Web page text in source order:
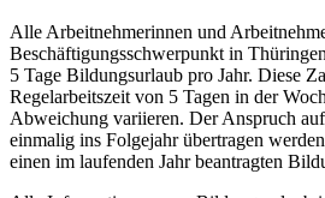
Alle Arbeitnehmerinnen und
Beschäftigungsschwerpunkt in
5 Tage Bildungsurlaub pro Jahr. Diese
Regelarbeitszeit von 5 Tagen in der
Abweichung variieren. Der Anspruch
einmalig ins Folgejahr übertragen
einen im laufenden Jahr beantragten